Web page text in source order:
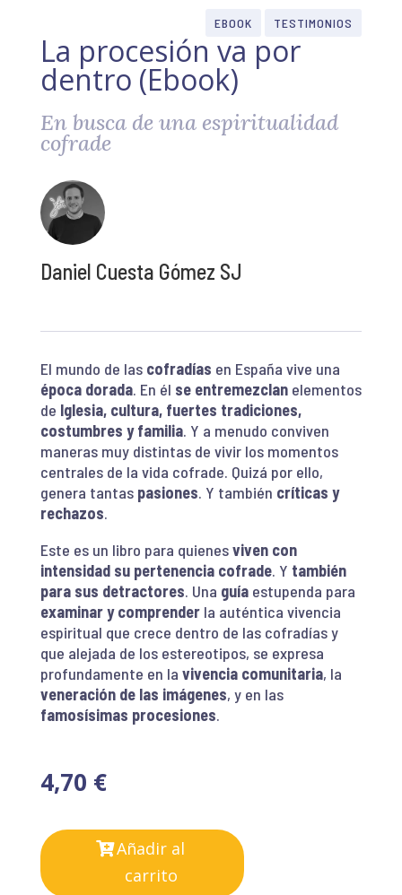
EBOOK TESTIMONIOS
La procesión va por
dentro (Ebook)
En busca de una espiritualidad
cofrade
Daniel Cuesta Gómez SJ
El mundo de las cofradías en España vive una
época dorada. En él se entremezclanelementos
de Iglesia, cultura, fuertes tradiciones,
costumbres y familia. Y a menudo conviven
maneras muy distintas de vivir los momentos
centrales de la vida cofrade. Quizá por ello,
genera tantas pasiones. Y también críticas y
rechazos.
Este es un libro para quienesviven con
intensidad su pertenencia cofrade. Y también
para sus detractores. Una guíaestupenda para
examinar y comprenderla auténtica vivencia
espiritual que crece dentro de las cofradías y
que alejada de los estereotipos, se expresa
profundamente en la vivencia comunitaria, la
veneración de las imágenes, y en las
famosísimas procesiones.
4,70 €
Añadir al
carrito